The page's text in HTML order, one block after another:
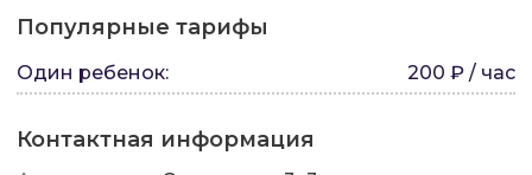
Популярные тарифы
Один ребенок: 200 ₽ / час
Контактная информация